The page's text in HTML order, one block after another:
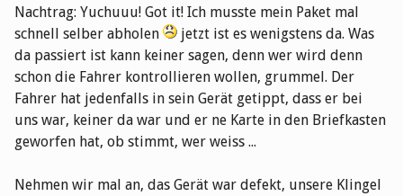
Nachtrag: Yuchuuu! Got it! Ich musste mein Paket mal
schnell selber abholen
jetzt ist es wenigstens da. Was
da passiert ist kann keiner sagen, denn wer wird denn
schon die Fahrer kontrollieren wollen, grummel. Der
Fahrer hat jedenfalls in sein Gerät getippt, dass er bei
uns war, keiner da war und er ne Karte in den Briefkasten
geworfen hat, ob stimmt, wer weiss ...
Nehmen wir mal an, das Gerät war defekt, unsere Klingel